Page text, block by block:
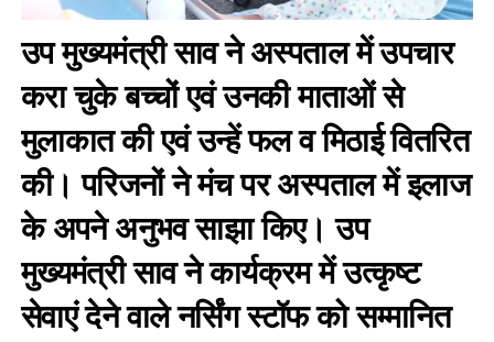
उप मुख्यमंत्री साव ने अस्पताल में उपचार
करा चुके बच्चों एवं उनकी माताओं से
मुलाकात की एवं उन्हें फल व मिठाई वितरित
की। परिजनों ने मंच पर अस्पताल में इलाज
के अपने अनुभव साझा किए। उप
मुख्यमंत्री साव ने कार्यक्रम में उत्कृष्ट
सेवाएं देने वाले नर्सिंग स्टॉफ को सम्मानित